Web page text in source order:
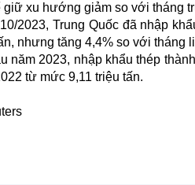
giữ xu hướng giảm so với tháng
2023, Trung Quốc đã nhập
nhưng tăng 4,4% so với tháng
năm 2023, nhập khẩu thép
từ mức 9,11 triệu tấn.